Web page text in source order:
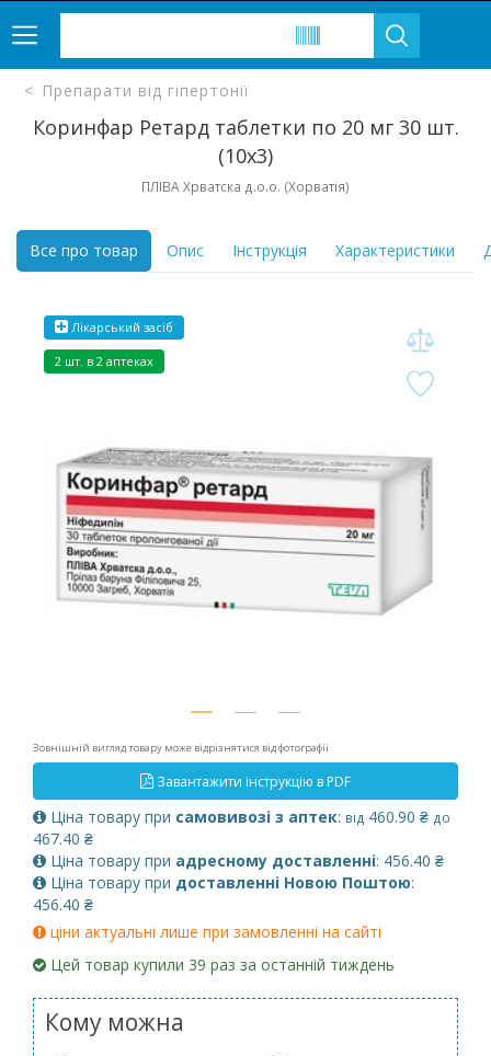
Препарати від гіпертонії
Коринфар Ретард таблетки по 20 мг 30 шт.
(10х3)
ПЛІВА Хрватска д.о.о. (Хорватія)
Все про товар Опис Інструкція Характеристики
Лікарський засіб
2 шт. в 2 аптеках
Зовнішній вигляд товару може відрізнятися від фотографії
Завантажити інструкцію в PDF
Ціна товару при самовивозі з аптек: від 460.90 ₴ до
467.40 ₴
Ціна товару при адресному доставленні: 456.40 ₴
Ціна товару при доставленні Новою Поштою:
456.40 ₴
ціни актуальні лише при замовленні на сайті
Цей товар купили 39 раз за останній тиждень
Кому можна